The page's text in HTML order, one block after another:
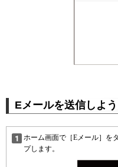
Eメールを送信しよう
ホーム画面で［Eメール］を
プします。